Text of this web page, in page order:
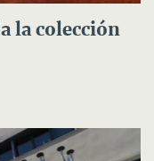
la colección